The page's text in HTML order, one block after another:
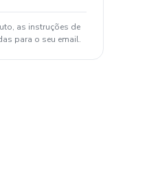
as instruções de
para o seu email.